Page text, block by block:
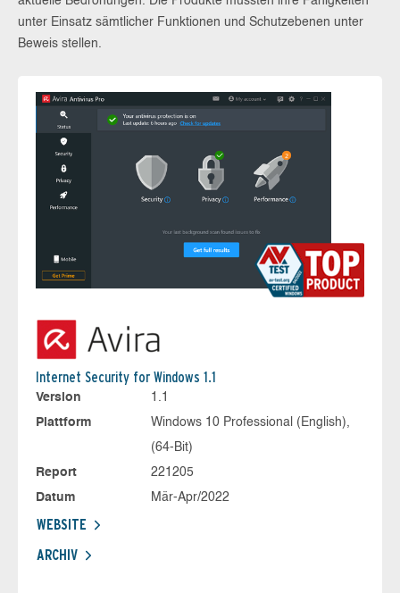
unter Einsatz sämtlicher Funktionen und Schutzebenen unter
Beweis stellen.
Internet Security for Windows 1.1
Version
1.1
Plattform
Windows 10 Professional (English),
(64-Bit)
Report
221205
Datum
Mär-Apr/2022
WEBSITE
ARCHIV